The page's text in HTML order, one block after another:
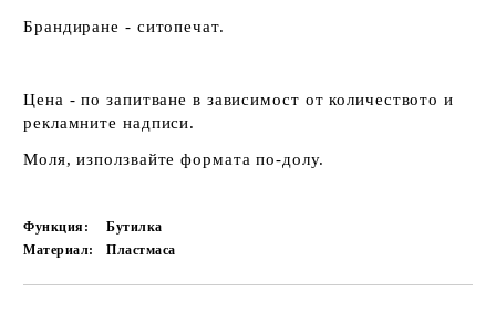
Брандиране - ситопечат.
Цена - по запитване в зависимост от количеството и
рекламните надписи.
Моля, използвайте формата по-долу.
Функция:
Бутилка
Материал:
Пластмаса